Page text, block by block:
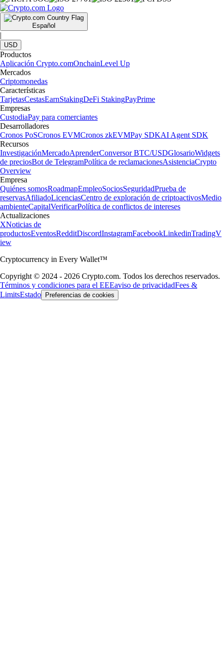
Español
|
USD
Productos
Aplicación Crypto.comOnchainLevel Up
Mercados
Criptomonedas
Características
TarjetasCestasEarnStakingDeFi StakingPayPrime
Empresas
CustodiaPay para comerciantes
Desarrolladores
Cronos PoSCronos EVMCronos zkEVMPay SDKAI Agent SDK
Recursos
InvestigaciónMercadoAprenderConversor BTC/USDGlosarioWidgets
de preciosBot de TelegramPolítica de reclamacionesAsistenciaCrypto
Overview
Empresa
Quiénes somosRoadmapEmpleoSociosSeguridadPrueba de
reservasAfiliadoLicenciasCentro de exploración de criptoactivosMedio
ambienteCapitalVerificarPolítica de conflictos de intereses
Actualizaciones
XNoticias de
productosEventosRedditDiscordInstagramFacebookLinkedinTradingV
iew
Cryptocurrency in Every Wallet™
Copyright © 2024 - 2026 Crypto.com. Todos los derechos reservados.
Términos y condiciones para el EEEaviso de privacidadFees &
LimitsEstado Preferencias de cookies